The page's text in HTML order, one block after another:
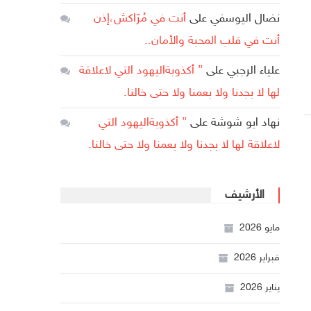
نضال اليوسفي على أنت في مُرّاكش،إذن
أنت في قلب المحبة والأمان..
علياء الرجبي على” أكذوبةاليهود التي لاعلاقة
لها لا بجدنا ولا بعمنا ولا حتى خالنا.
نهاد ابو شوشة على” أكذوبةاليهود التي
لاعلاقة لها لا بجدنا ولا بعمنا ولا حتى خالنا.
الأرشيف
مايو 2026
فبراير 2026
يناير 2026